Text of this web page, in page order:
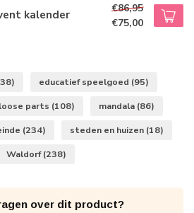
kalender
€86,95
€75,00
educatief speelgoed (95)
loose parts (108) mandala (86)
(234) steden en huizen (18)
Waldorf(238)
over dit product?